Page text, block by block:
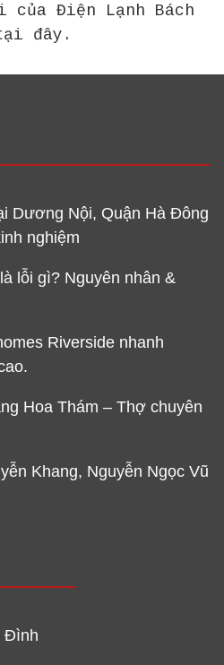
của Điện Lạnh Bách
đây.
Dương Nội, Quận Hà Đông
nghiệm
lỗi gì? Nguyên nhân &
Riverside nhanh
Hoa Thám – Thợ chuyên
Khang, Nguyễn Ngọc Vũ
Đình